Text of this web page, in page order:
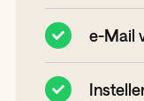
e-Mail